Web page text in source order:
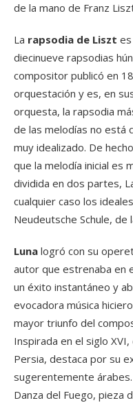
de la mano de Franz
La rapsodia de Liszt
diecinueve rapsodias
compositor publicó en
orquestación y es, en
orquesta, la rapsodia
de las melodías no está
muy idealizado. De
que la melodía inicial es
dividida en dos partes,
cualquier caso los
Neudeutsche Schule,
Luna logró con su
autor que estrenaba en
un éxito instantáneo y
evocadora música
mayor triunfo del
Inspirada en el siglo
Persia, destaca por su
sugerentemente
Danza del Fuego, pieza